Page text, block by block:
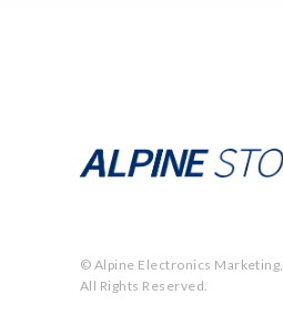
© Alpine Electronics
All Rights Reserved.